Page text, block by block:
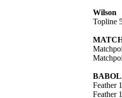
Wilson
Topline
Feather
Feather 1